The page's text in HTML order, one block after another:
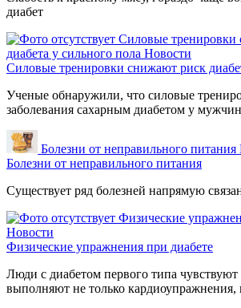
диабет
Силовые тренировки
диабета у сильного пола Новости
Силовые тренировки снижают риск
Ученые обнаружили, что силовые
заболевания сахарным диабетом у
Болезни от неправильного питания
Болезни от неправильного питания
Существует ряд болезней напрямую
Физические
Новости
Физические упражнения при диабете
Люди с диабетом первого типа чувствуют
выполняют не только